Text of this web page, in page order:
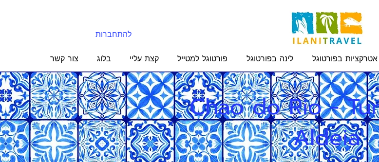
להתחברות
אטרקציות בפורטוגל לינה בפורטוגל פורטוגל למטייל קצת עליי בלוג צור קשר
Chao do Rio -
Aldeia